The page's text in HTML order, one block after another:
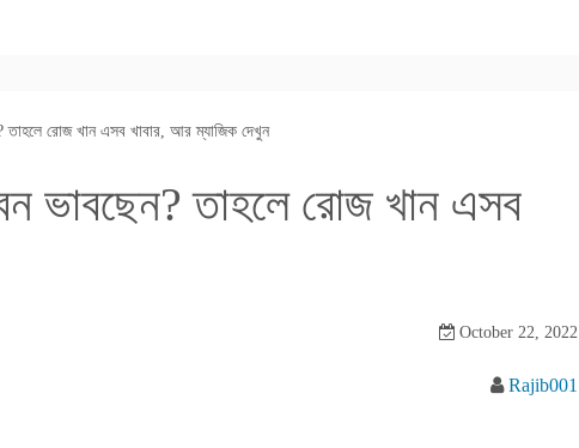
তাহলে রোজ খান এসব খাবার, আর ম্যাজিক দেখুন
ভাবছেন? তাহলে রোজ খান এসব
October 22, 2022
Rajib001